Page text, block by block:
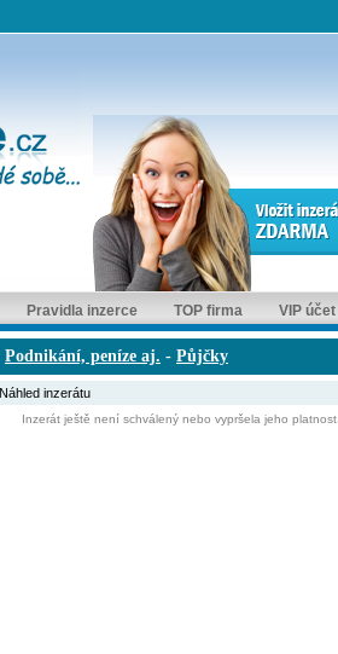
Pravidla inzerce TOP firma VIP účet
Podnikání, peníze aj. - Půjčky
Náhled inzerátu
Inzerát ještě není schválený nebo vypršela jeho platnost.